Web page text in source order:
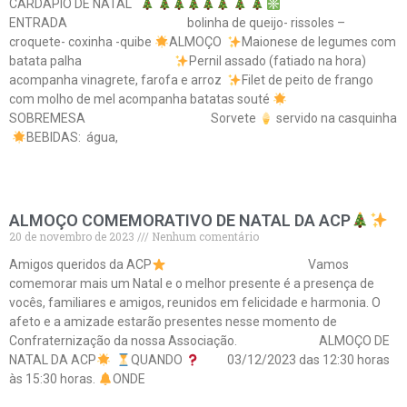
CARDÁPIO DE NATAL
ENTRADA bolinha de queijo- rissoles –
croquete- coxinha -quibe
ALMOÇO
Maionese de legumes com
batata palha
Pernil assado (fatiado na hora)
acompanha vinagrete, farofa e arroz
Filet de peito de frango
com molho de mel acompanha batatas souté
SOBREMESA Sorvete
servido na casquinha
BEBIDAS: água,
ALMOÇO COMEMORATIVO DE NATAL DA ACP
20 de novembro de 2023
Nenhum comentário
Amigos queridos da ACP
Vamos
comemorar mais um Natal e o melhor presente é a presença de
vocês, familiares e amigos, reunidos em felicidade e harmonia. O
afeto e a amizade estarão presentes nesse momento de
Confraternização da nossa Associação. ALMOÇO DE
NATAL DA ACP
QUANDO
03/12/2023 das 12:30 horas
às 15:30 horas.
ONDE